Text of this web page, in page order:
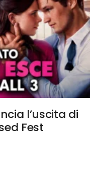
l’uscita di
Fest